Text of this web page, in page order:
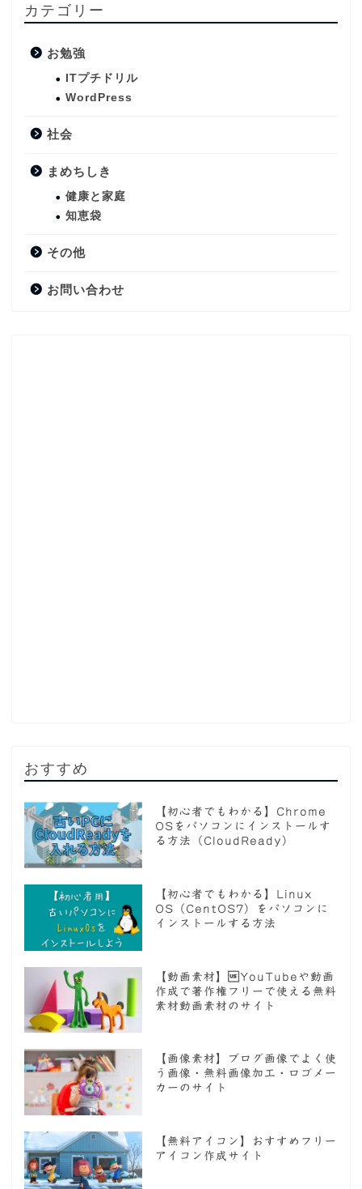
カテゴリー
お勉強
ITプチドリル
WordPress
社会
まめちしき
健康と家庭
知恵袋
その他
お問い合わせ
おすすめ
【初心者でもわかる】Chrome
OSをパソコンにインストールす
る方法（CloudReady）
【初心者でもわかる】Linux
OS（CentOS7）をパソコンに
インストールする方法
【動画素材】YouTubeや動画
作成で著作権フリーで使える無料
素材動画素材のサイト
【画像素材】ブログ画像でよく使
う画像・無料画像加工・ロゴメー
カーのサイト
【無料アイコン】おすすめフリー
アイコン作成サイト